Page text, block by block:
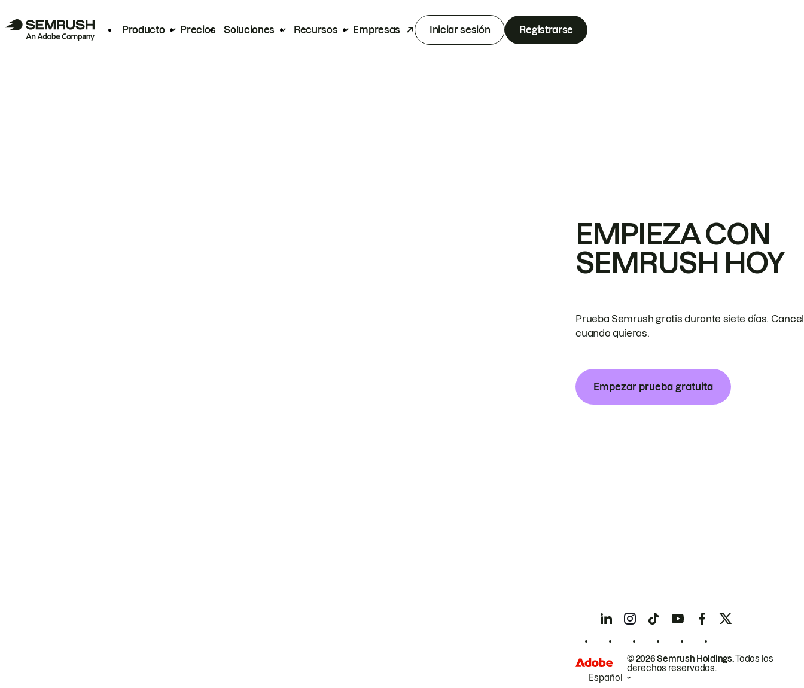
Producto Precios Soluciones Recursos Empresas Iniciar sesión Registrarse
EMPIEZA CON
SEMRUSH HOY
Prueba Semrush gratis durante siete días.
cuando quieras.
Empezar prueba gratuita
© 2026 Semrush Holdings.Todos los
derechos reservados.
Español